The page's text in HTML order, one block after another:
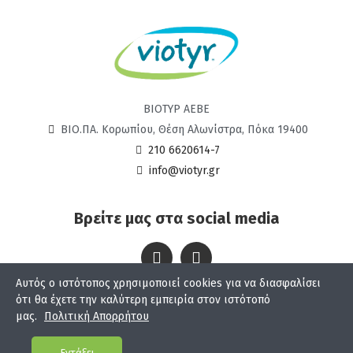
ΒΙΟΤΥΡ ΑΕΒΕ
ΒΙΟ.ΠΑ. Κορωπίου, Θέση Αλωνίστρα, Πόκα 19400
210 6620614-7
info@viotyr.gr
Βρείτε μας στα social media
Viotyr © 2024
Αυτός ο ιστότοπος χρησιμοποιεί cookies για να διασφαλίσει
ότι θα έχετε την καλύτερη εμπειρία στον ιστότοπό
μας.
Πολιτική Απορρήτου